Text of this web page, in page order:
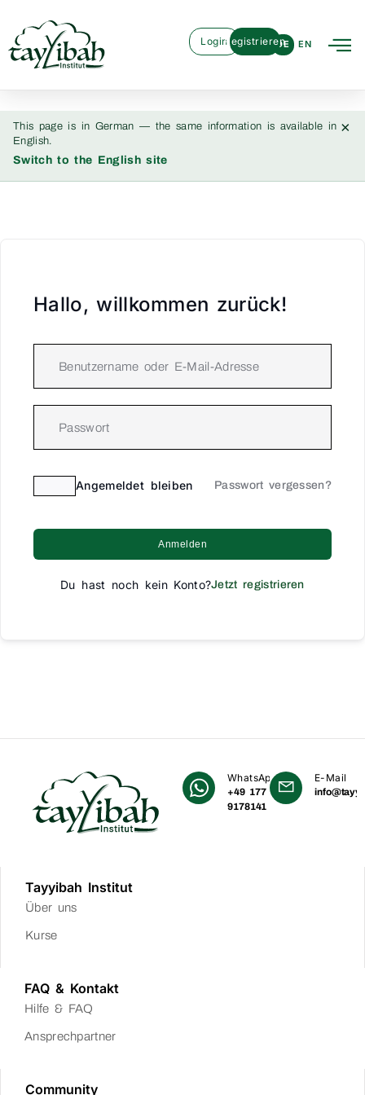
DE EN
LoginRegistrieren
This page is in German — the same information is available in
English.
Switch to the English site
×
Hallo, willkommen zurück!
Angemeldet bleiben Passwort vergessen?
Anmelden
Du hast noch kein Konto?Jetzt registrieren
WhatsApp
+49 177
9178141
E-Mail
Tayyibah Institut
Über uns
Kurse
FAQ & Kontakt
Hilfe & FAQ
Ansprechpartner
Community